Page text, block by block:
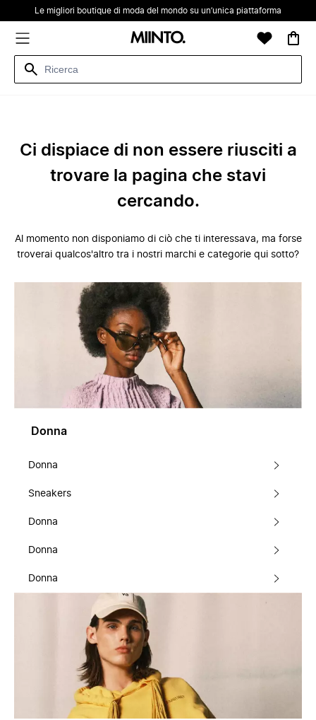
Le migliori boutique di moda del mondo su un’unica piattaforma
Ci dispiace di non essere riusciti a
trovare la pagina che stavi
cercando.
Al momento non disponiamo di ciò che ti interessava, ma forse
troverai qualcos'altro tra i nostri marchi e categorie qui sotto?
Donna
Donna
Sneakers
Donna
Donna
Donna